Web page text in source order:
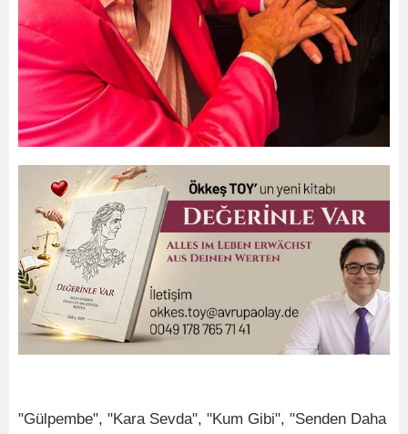
"Gülpembe", "Kara Sevda", "Kum Gibi", "Senden Daha